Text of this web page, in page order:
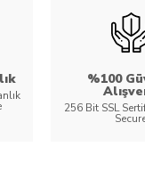
%100
256 Bit SSL